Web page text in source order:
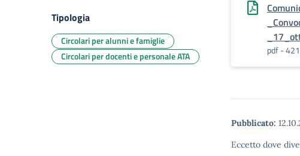
pdf -
Pubblicato:
Eccetto dove
Tipologia
Circolari per alunni e famiglie
Circolari per docenti e personale ATA